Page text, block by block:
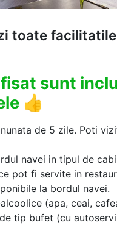
toate facilitatile
sunt
👍
de 5 zile. Poti
navei in tipul de
pot fi servite in
la bordul navei.
(apa, ceai,
tip bufet (cu